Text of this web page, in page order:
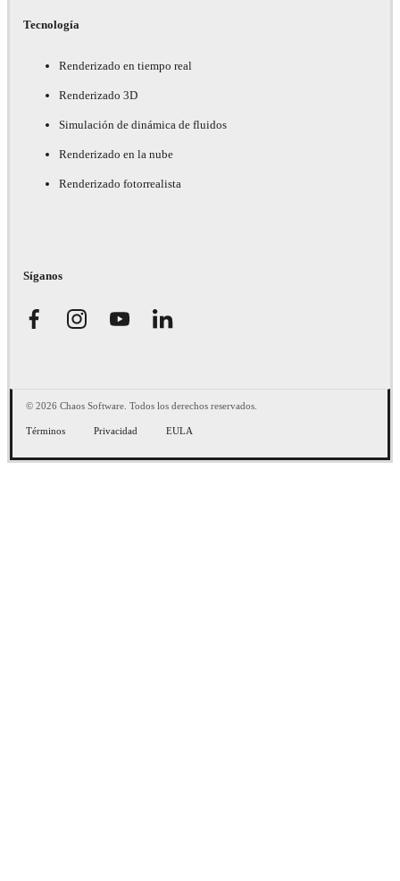
Tecnología
Renderizado en tiempo real
Renderizado 3D
Simulación de dinámica de fluidos
Renderizado en la nube
Renderizado fotorrealista
Síganos
© 2026 Chaos Software. Todos los derechos reservados.
Términos Privacidad EULA